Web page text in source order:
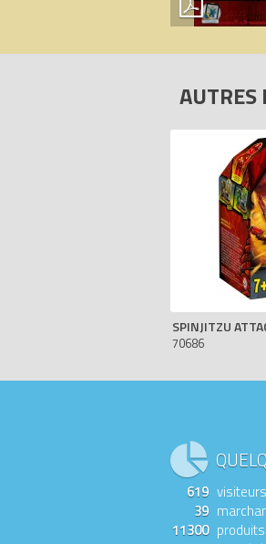
AUTRES
SPINJITZU
70686
619
39
11300 produits